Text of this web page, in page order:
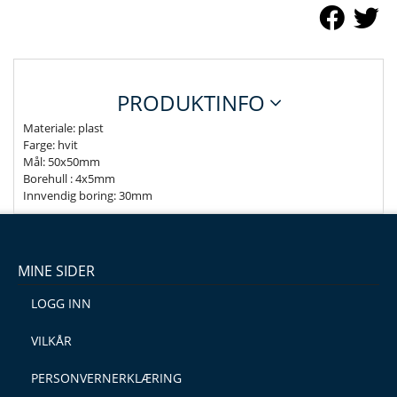
PRODUKTINFO
Materiale: plast
Farge: hvit
Mål: 50x50mm
Borehull : 4x5mm
Innvendig boring: 30mm
MINE SIDER
LOGG INN
VILKÅR
PERSONVERNERKLÆRING